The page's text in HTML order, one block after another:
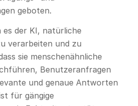
geboten.
es der KI, natürliche
verarbeiten und zu
sie menschenähnliche
Benutzeranfragen
und genaue Antworten
für gängige